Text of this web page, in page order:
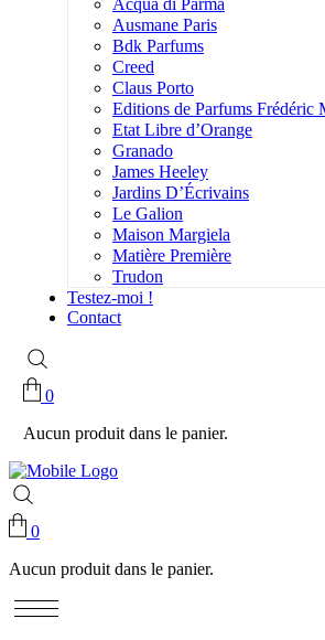
Acqua di Parma
Ausmane Paris
Bdk Parfums
Creed
Claus Porto
Editions de Parfums Frédéric
Etat Libre d’Orange
Granado
James Heeley
Jardins D’Écrivains
Le Galion
Maison Margiela
Matière Première
Trudon
Testez-moi !
Contact
0
Aucun produit dans le panier.
0
Aucun produit dans le panier.